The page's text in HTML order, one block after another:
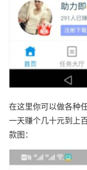
在这里你可以做各种
一天赚个几十元到上
款图：